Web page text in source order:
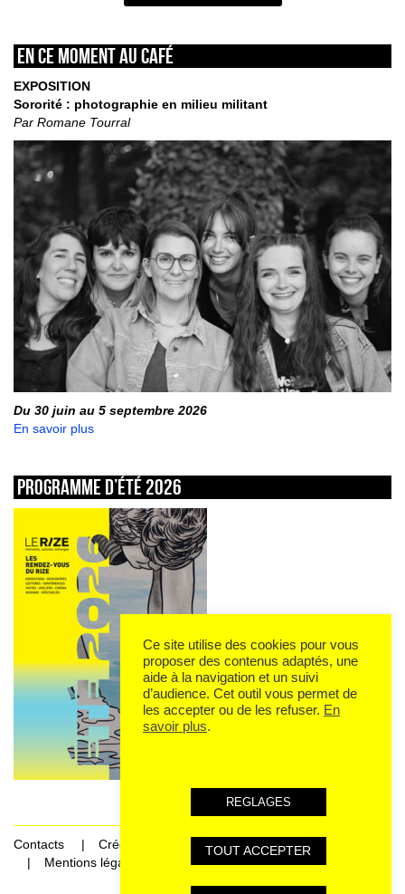
En ce moment au café
EXPOSITION
Sororité : photographie en milieu militant
Par Romane Tourral
Du 30 juin au 5 septembre 2026
En savoir plus
Programme d’été 2026
Contacts
Crédits
Mentions légales et données personnelles
Ce site utilise des cookies pour vous
proposer des contenus adaptés, une
aide à la navigation et un suivi
d’audience. Cet outil vous permet de
les accepter ou de les refuser. En
savoir plus.
REGLAGES
TOUT ACCEPTER